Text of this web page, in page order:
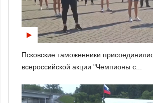
Псковские таможенники
всероссийской акции "Чемпионы с...